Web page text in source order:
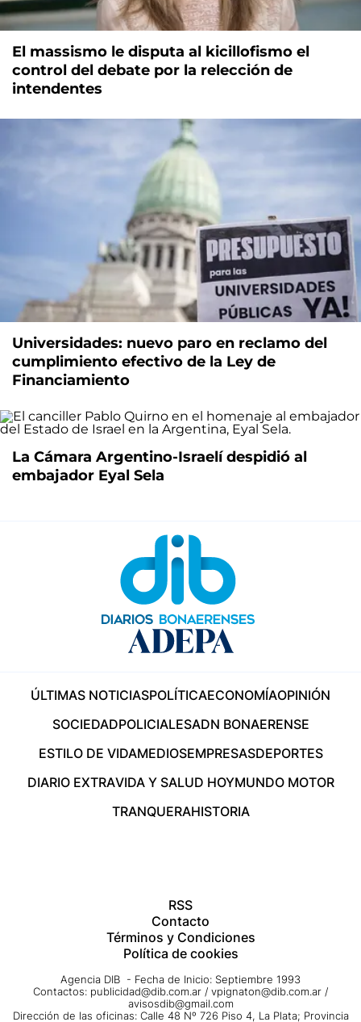
El massismo le disputa al kicillofismo el
control del debate por la relección de
intendentes
Universidades: nuevo paro en reclamo del
cumplimiento efectivo de la Ley de
Financiamiento
La Cámara Argentino-Israelí despidió al
embajador Eyal Sela
ÚLTIMAS NOTICIASPOLÍTICAECONOMÍAOPINIÓN
SOCIEDADPOLICIALESADN BONAERENSE
ESTILO DE VIDAMEDIOSEMPRESASDEPORTES
DIARIO EXTRAVIDA Y SALUD HOYMUNDO MOTOR
TRANQUERAHISTORIA
RSS
Contacto
Términos y Condiciones
Política de cookies
Agencia DIB - Fecha de Inicio: Septiembre 1993
Contactos: publicidad@dib.com.ar / vpignaton@dib.com.ar /
avisosdib@gmail.com
Dirección de las oficinas: Calle 48 Nº 726 Piso 4, La Plata; Provincia